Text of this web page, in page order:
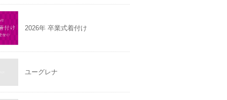
2026年 卒業式着付け
ユーグレナ